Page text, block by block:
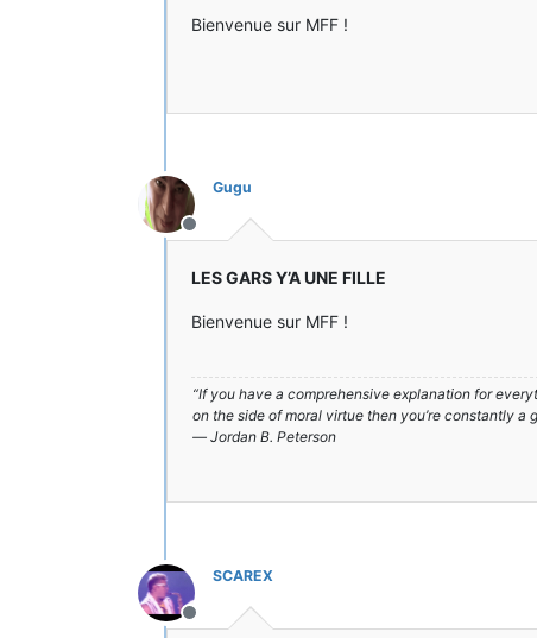
Bienvenue sur MFF !
Hors-ligne
Gugu
LES GARS Y’A UNE FILLE
Bienvenue sur MFF !
“If you have a comprehensive explanation for
on the side of moral virtue then you’re constantly a
― Jordan B. Peterson
Hors-ligne
SCAREX